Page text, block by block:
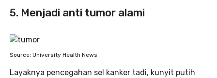
5. Menjadi anti tumor alami
Source: University Health News
Layaknya pencegahan sel kanker tadi, kunyit putih